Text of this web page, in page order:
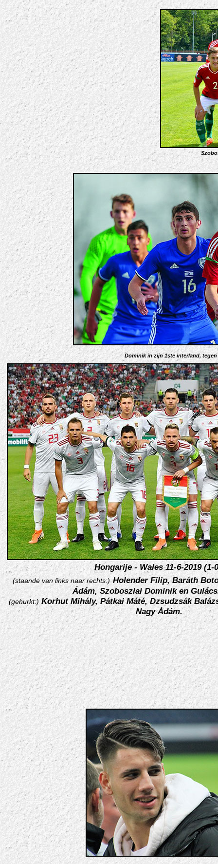
Dominik in zijn 1ste interland, tegen
Hongarije - Wales 11-6-2019 (1-
(staande van links naar rechts:) Holender Filip, Baráth
Ádám, Szoboszlai Dominik en
(gehurkt:) Korhut Mihály, Pátkai Máté, Dzsudzsák
Nagy Ádám.